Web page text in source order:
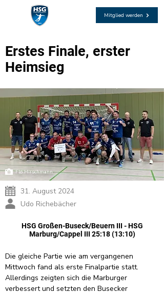
Mitglied werden
Erstes Finale, erster
Heimsieg
Flo Hirschmann
31. August 2024
Udo Richebächer
HSG Großen-Buseck/Beuern III - HSG
Marburg/Cappel III 25:18 (13:10)
Die gleiche Partie wie am vergangenen
Mittwoch fand als erste Finalpartie statt.
Allerdings zeigten sich die Marburger
verbessert und setzten den Busecker